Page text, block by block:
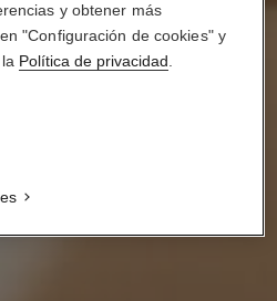
y obtener más
"Configuración de cookies" y
Política de privacidad